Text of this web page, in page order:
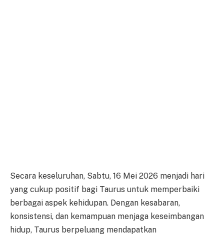
Secara keseluruhan, Sabtu, 16 Mei 2026 menjadi hari
yang cukup positif bagi Taurus untuk memperbaiki
berbagai aspek kehidupan. Dengan kesabaran,
konsistensi, dan kemampuan menjaga keseimbangan
hidup, Taurus berpeluang mendapatkan